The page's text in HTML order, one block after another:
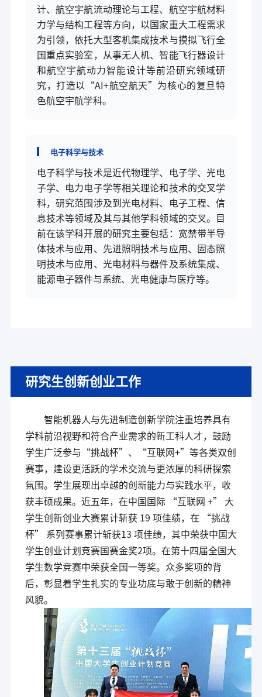
计、航空宇航流动理论与工程、航空宇航材料
力学与结构工程等方向，以国家重大工程需求
为引领，依托大型客机集成技术与摸拟飞行全
国重点实验室，从事无人机、智能飞行器设计
和航空宇航动力智能设计等前沿研究领域研
究，打造以“AI+航空航天”为核心的复旦特
色航空宇航学科。
电子科学与技术
电子科学与技术是近代物理学、电子学、光电
子学、电力电子学等相关理论和技术的交叉学
科，研究范围涉及到光电材料、电子工程、信
息技术等领域及其与其他学科领域的交叉。目
前在该学科开展的研究主要包括：宽禁带半导
体技术与应用、先进照明技术与应用、固态照
明技术与应用、光电材料与器件及系统集成、
能源电子器件与系统、光电健康与医疗等。
研究生创新创业工作
智能机器人与先进制造创新学院注重培养具有
学科前沿视野和符合产业需求的新工科人才，鼓励
学生广泛参与“挑战杯”、“互联网+”等各类双创
赛事，建设更活跃的学术交流与更浓厚的科研探索
氛围。学生展现出卓越的创新能力与实践水平，收
获丰硕成果。近五年，在中国国际 “互联网 +” 大
学生创新创业大赛累计斩获 19 项佳绩，在 “挑战
杯” 系列赛事累计斩获13 项佳绩，其中荣获中国大
学生创业计划竞赛国赛金奖2项。在第十四届全国大
学生数学竞赛中荣获全国一等奖。众多奖项的背
后，彰显着学生扎实的专业功底与敢于创新的精神
风貌。